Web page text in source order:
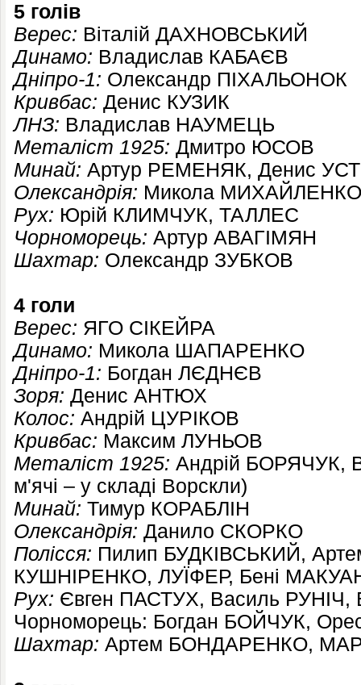
5 голів
Верес: Віталій ДАХНОВСЬКИЙ
Динамо: Владислав КАБАЄВ
Дніпро-1: Олександр ПІХАЛЬОНОК
Кривбас: Денис КУЗИК
ЛНЗ: Владислав НАУМЕЦЬ
Металіст 1925: Дмитро ЮСОВ
Минай: Артур РЕМЕНЯК, Денис
Олександрія: Микола
Рух: Юрій КЛИМЧУК, ТАЛЛЕС
Чорноморець: Артур АВАГІМЯН
Шахтар: Олександр ЗУБКОВ
4 голи
Верес: ЯГО СІКЕЙРА
Динамо: Микола ШАПАРЕНКО
Дніпро-1: Богдан ЛЄДНЄВ
Зоря: Денис АНТЮХ
Колос: Андрій ЦУРІКОВ
Кривбас: Максим ЛУНЬОВ
Металіст 1925: Андрій БОРЯЧУК,
м'ячі – у складі Ворскли)
Минай: Тимур КОРАБЛІН
Олександрія: Данило СКОРКО
Полісся: Пилип БУДКІВСЬКИЙ,
КУШНІРЕНКО, ЛУЇФЕР, Бені
Рух: Євген ПАСТУХ, Василь
Чорноморець: Богдан БОЙЧУК,
Шахтар: Артем БОНДАРЕНКО,